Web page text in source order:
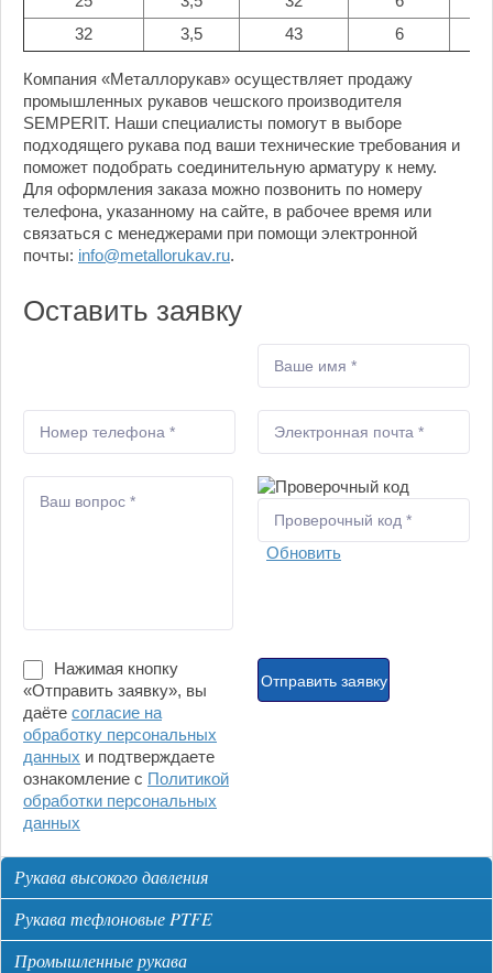
32
3,5 43 6
Компания «Металлорукав» осуществляет продажу
промышленных рукавов чешского производителя
SEMPERIT. Наши специалисты помогут в выборе
подходящего рукава под ваши технические требования и
поможет подобрать соединительную арматуру к нему.
Для оформления заказа можно позвонить по номеру
телефона, указанному на сайте, в рабочее время или
связаться с менеджерами при помощи электронной
почты: info@metallorukav.ru.
Оставить заявку
Обновить
Нажимая кнопку
«Отправить заявку», вы
даёте согласие на
обработку персональных
данных и подтверждаете
ознакомление с Политикой
обработки персональных
данных
Рукава высокого давления
Рукава тефлоновые PTFE
Промышленные рукава